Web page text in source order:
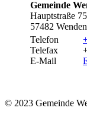
Gemeinde
Hauptstraße 75
57482 Wenden
Telefon
Telefax
E-Mail
© 2023 Gemeinde